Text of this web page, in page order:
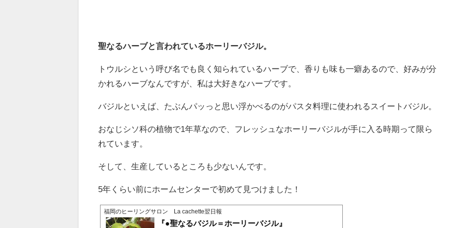
聖なるハーブと言われているホーリーバジル。
トウルシという呼び名でも良く知られているハーブで、香りも味も一癖あるので、好みが分
かれるハーブなんですが、私は大好きなハーブです。
バジルといえば、たぶんパッっと思い浮かべるのがパスタ料理に使われるスイートバジル。
おなじシソ科の植物で1年草なので、フレッシュなホーリーバジルが手に入る時期って限ら
れています。
そして、生産しているところも少ないんです。
5年くらい前にホームセンターで初めて見つけました！
福岡のヒーリングサロン La cachette翌日報
『●聖なるバジル＝ホーリーバジル』